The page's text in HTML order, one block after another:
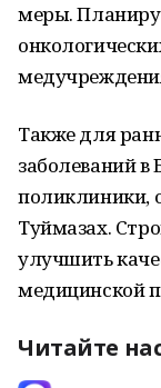
меры.
Также для
заболеваний в
поликлиники,
Туймазах.
улучшить
медицинской
Читайте